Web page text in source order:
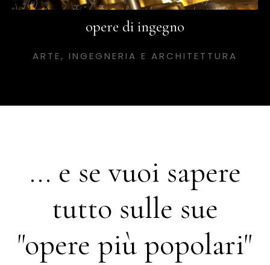
opere di ingegno
ARTE, INGEGNERIA E ARCHITETTURA
... e se vuoi sapere
tutto sulle sue
"opere più popolari"